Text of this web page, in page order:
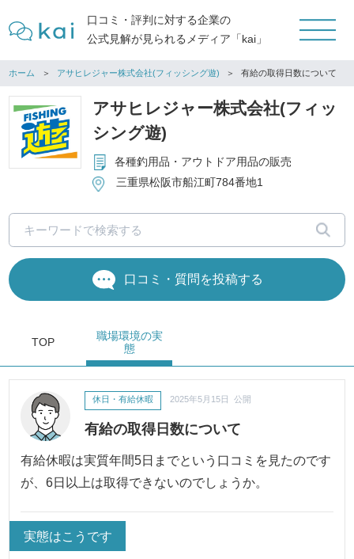
口コミ・評判に対する企業の
公式見解が見られるメディア「kai」
ホーム アサヒレジャー株式会社(フィッシング遊) 有給の取得日数について
アサヒレジャー株式会社(フィッ
シング遊)
各種釣用品・アウトドア用品の販売
三重県松阪市船江町784番地1
口コミ・質問を投稿する
TOP
職場環境の実
態
有給の取得日数について
休日・有給休暇 2025年5月15日 公開
有給休暇は実質年間5日までという口コミを見たのです
が、6日以上は取得できないのでしょうか。
実態はこうです